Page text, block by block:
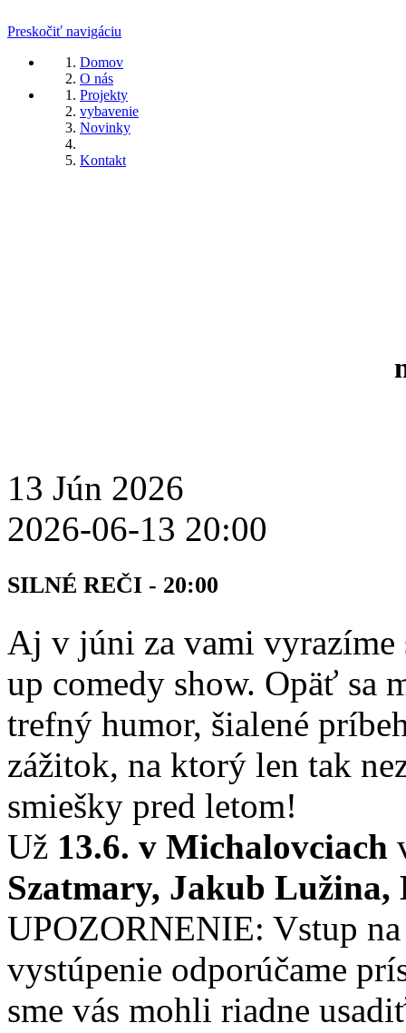
Preskočiť navigáciu
Domov
O nás
Projekty
vybavenie
Novinky
Kontakt
13 Jún 2026
2026-06-13 20:00
SILNÉ REČI - 20:00
Aj v júni za vami vyrazíme
up comedy show. Opäť sa
trefný humor, šialené
zážitok, na ktorý len tak
smiešky pred letom!
Už 13.6. v Michalovciach
Szatmary, Jakub Lužina,
UPOZORNENIE: Vstup
vystúpenie odporúčame
sme vás mohli riadne